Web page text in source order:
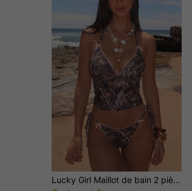
Lucky Girl Maillot de bain 2 pièces d'été pour femmes, vacances à la plage, style Y2K, imprimé camouflage bois mort, décoration en dentelle, lien licou, mode, marron